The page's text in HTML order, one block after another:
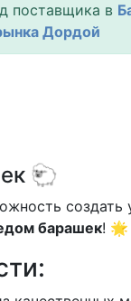
поставщика в
Дордой
🐑
барашек! 🌟